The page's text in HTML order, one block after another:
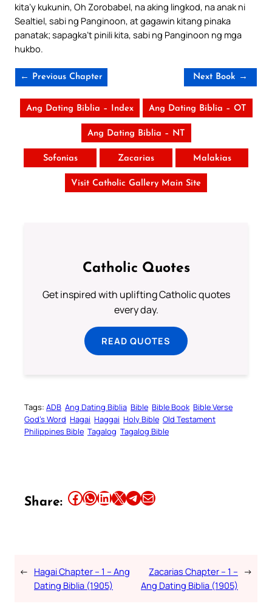
kita’y kukunin, Oh Zorobabel, na aking lingkod, na anak ni
Sealtiel, sabi ng Panginoon, at gagawin kitang pinaka
panatak; sapagka’t pinili kita, sabi ng Panginoon ng mga
hukbo.
← Previous Chapter Next Book →
Ang Dating Biblia – Index Ang Dating Biblia – OT
Ang Dating Biblia – NT
Sofonias Zacarias Malakias
Visit Catholic Gallery Main Site
Catholic Quotes
Get inspired with uplifting Catholic quotes
every day.
READ QUOTES
Tags: ADB Ang Dating Biblia Bible Bible Book Bible Verse
God’s Word Hagai Haggai Holy Bible Old Testament
Philippines Bible Tagalog Tagalog Bible
Share: Share this article on Facebook Share this article on WhatsApp Share this article on LinkedIn Share this article on X Share this article on TelegramEmail this Article
← Hagai Chapter – 1 – Ang
Dating Biblia (1905)
Zacarias Chapter – 1 –
Ang Dating Biblia (1905)
→